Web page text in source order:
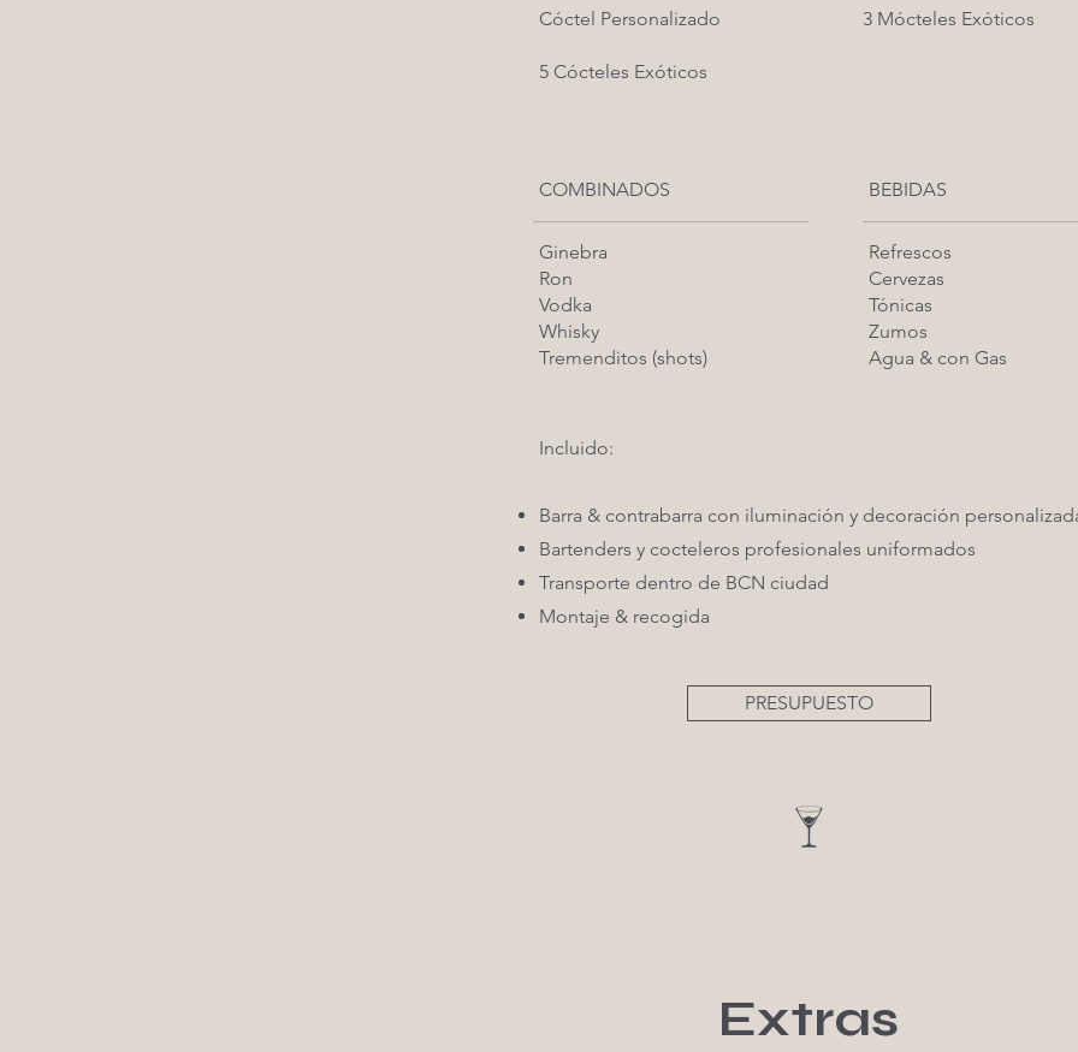
Cóctel Personalizado
5 Cócteles Exóticos
3 Mócteles Exóticos
COMBINADOS
Ginebra
Ron
Vodka
Whisky
Tremenditos (shots)
BEBIDAS
Refrescos
Cervezas
Tónicas
Zumos
Agua & con Gas
Incluido:
Barra & contrabarra con iluminación y decoración
Bartenders y cocteleros profesionales uniformados
Transporte dentro de BCN ciudad
Montaje & recogida
PRESUPUESTO
Extras